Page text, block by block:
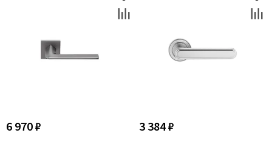
6 970 ₽ 3 384 ₽